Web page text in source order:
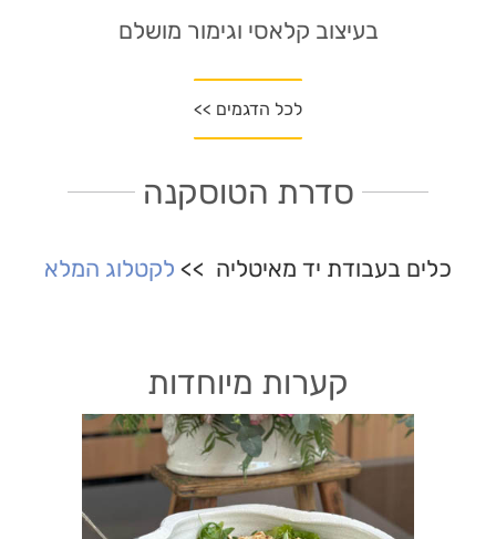
בעיצוב קלאסי וגימור מושלם
לכל הדגמים >>
סדרת הטוסקנה
כלים בעבודת יד מאיטליה >> לקטלוג המלא
קערות מיוחדות